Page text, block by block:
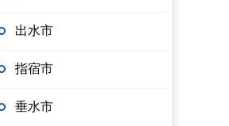
出水市
指宿市
垂水市